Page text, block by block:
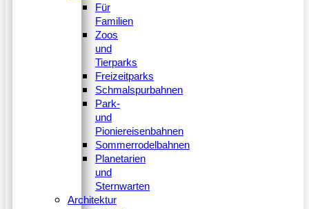
Für
Familien
Zoos
und
Tierparks
Freizeitparks
Schmalspurbahnen
Park-
und
Pioniereisenbahnen
Sommerrodelbahnen
Planetarien
und
Sternwarten
Architektur